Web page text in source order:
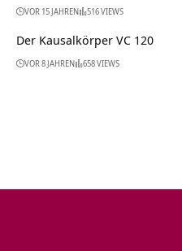
VOR 15 JAHREN 516 VIEWS
Der Kausalkörper VC 120
VOR 8 JAHREN 658 VIEWS